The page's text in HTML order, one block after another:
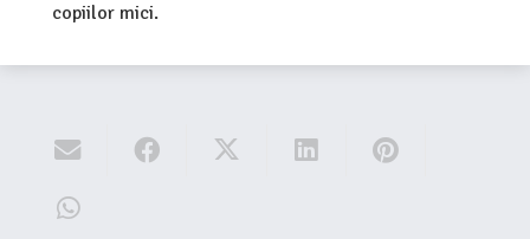
copiilor mici.